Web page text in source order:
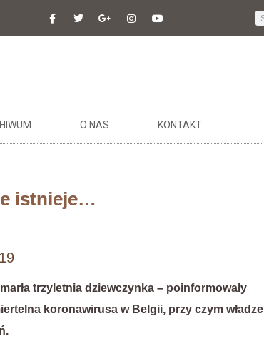
O NAS KONTAKT
istnieje…
trzyletnia dziewczynka – poinformowały
koronawirusa w Belgii, przy czym władze
.